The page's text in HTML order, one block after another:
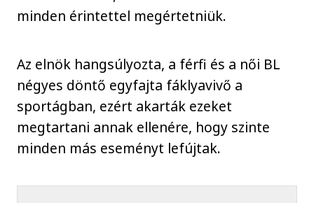
minden érintettel megértetniük.
Az elnök hangsúlyozta, a férfi és a női BL
négyes döntő egyfajta fáklyavivő a
sportágban, ezért akarták ezeket
megtartani annak ellenére, hogy szinte
minden más eseményt lefújtak.